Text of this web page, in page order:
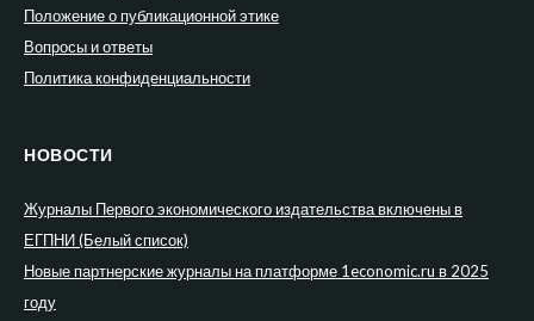
Положение о публикационной этике
Вопросы и ответы
Политика конфиденциальности
НОВОСТИ
Журналы Первого экономического издательства включены в
ЕГПНИ (Белый список)
Новые партнерские журналы на платформе 1economic.ru в 2025
году